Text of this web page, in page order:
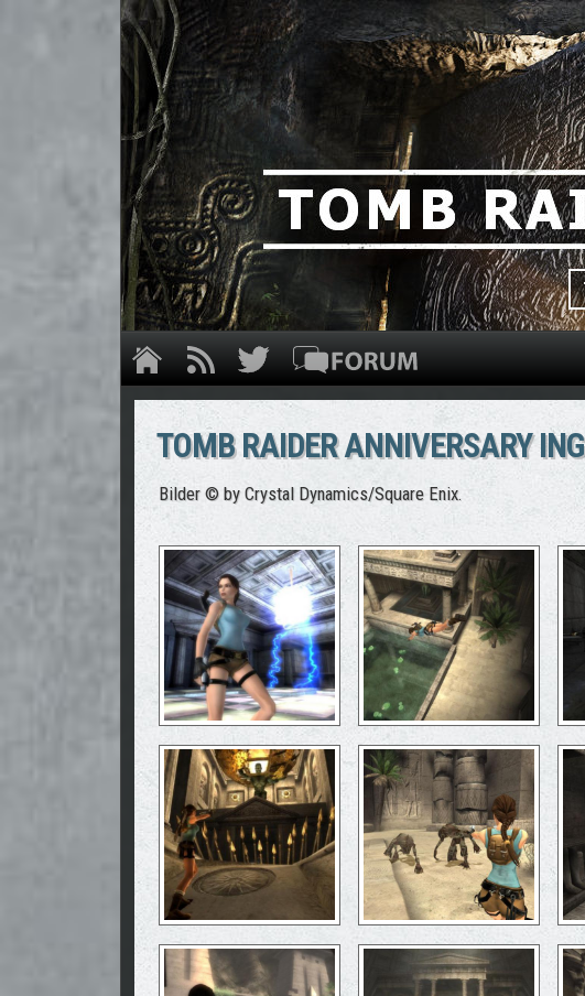
TOMB RAIDER ANNIVERSARY
Bilder © by Crystal Dynamics/Square Enix.